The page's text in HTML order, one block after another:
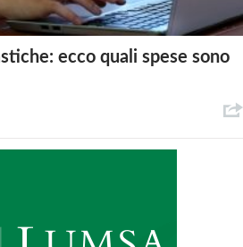
ecco quali spese sono